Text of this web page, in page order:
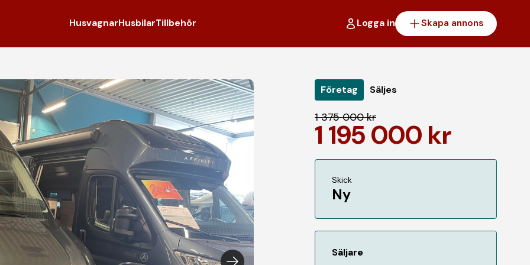
HusvagnarHusbilarTillbehör Logga in Skapa annons
Företag Säljes
1 375 000 kr
1 195 000 kr
Skick
Ny
Säljare